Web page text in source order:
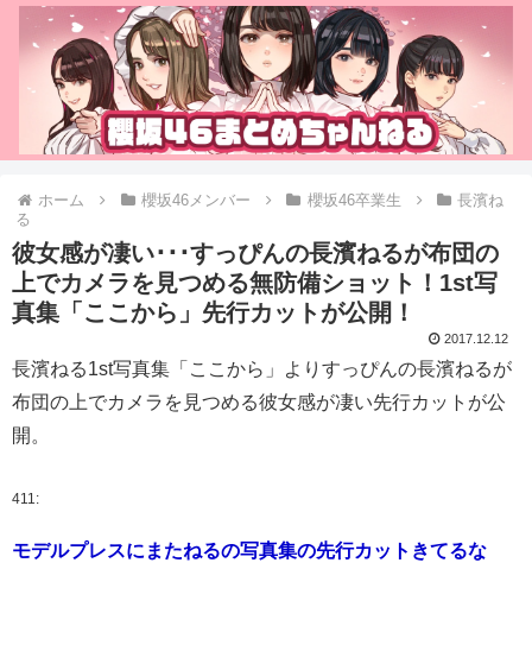
ホーム 櫻坂46メンバー 櫻坂46卒業生
長濱ね
る
彼女感が凄い･･･すっぴんの長濱ねるが布団の
上でカメラを見つめる無防備ショット！1st写
真集「ここから」先行カットが公開！
2017.12.12
長濱ねる1st写真集「ここから」よりすっぴんの長濱ねるが
布団の上でカメラを見つめる彼女感が凄い先行カットが公
開。
411:
モデルプレスにまたねるの写真集の先行カットきてるな